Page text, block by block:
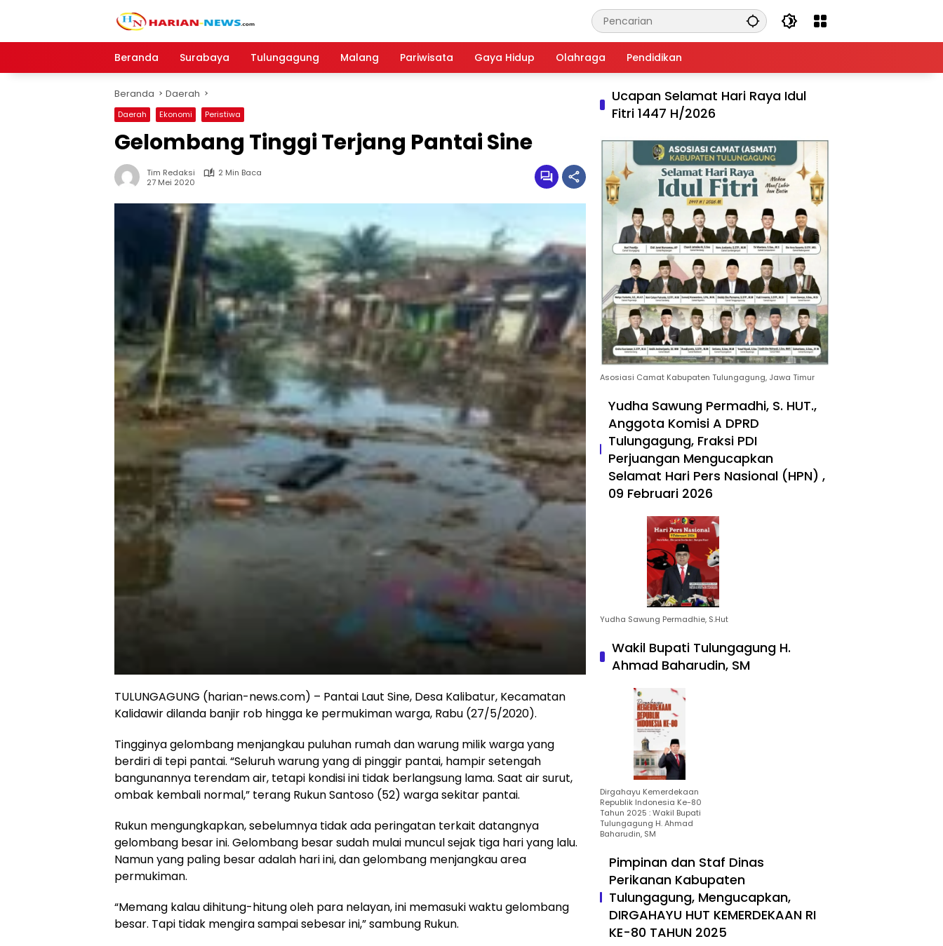
Beranda
Surabaya Tulungagung Malang Pariwisata Gaya Hidup Olahraga Pendidikan
Beranda Daerah
Daerah Ekonomi Peristiwa
Gelombang Tinggi Terjang Pantai Sine
Tim Redaksi
2 Min Baca
27 Mei 2020
TULUNGAGUNG (harian-news.com) – Pantai Laut Sine, Desa Kalibatur, Kecamatan
Kalidawir dilanda banjir rob hingga ke permukiman warga, Rabu (27/5/2020).
Tingginya gelombang menjangkau puluhan rumah dan warung milik warga yang
berdiri di tepi pantai. “Seluruh warung yang di pinggir pantai, hampir setengah
bangunannya terendam air, tetapi kondisi ini tidak berlangsung lama. Saat air surut,
ombak kembali normal,” terang Rukun Santoso (52) warga sekitar pantai.
Rukun mengungkapkan, sebelumnya tidak ada peringatan terkait datangnya
gelombang besar ini. Gelombang besar sudah mulai muncul sejak tiga hari yang lalu.
Namun yang paling besar adalah hari ini, dan gelombang menjangkau area
permukiman.
“Memang kalau dihitung-hitung oleh para nelayan, ini memasuki waktu gelombang
besar. Tapi tidak mengira sampai sebesar ini,” sambung Rukun.
Ucapan Selamat Hari Raya Idul
Fitri 1447 H/2026
Asosiasi Camat Kabupaten Tulungagung, Jawa Timur
Yudha Sawung Permadhi, S. HUT.,
Anggota Komisi A DPRD
Tulungagung, Fraksi PDI
Perjuangan Mengucapkan
Selamat Hari Pers Nasional (HPN) ,
09 Februari 2026
Yudha Sawung Permadhie, S.Hut
Wakil Bupati Tulungagung H.
Ahmad Baharudin, SM
Dirgahayu Kemerdekaan
Republik Indonesia Ke-80
Tahun 2025 : Wakil Bupati
Tulungagung H. Ahmad
Baharudin, SM
Pimpinan dan Staf Dinas
Perikanan Kabupaten
Tulungagung, Mengucapkan,
DIRGAHAYU HUT KEMERDEKAAN RI
KE-80 TAHUN 2025